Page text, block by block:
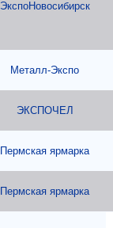
ЭкспоНовосибирск
Металл-Экспо
ЭКСПОЧЕЛ
Пермская ярмарка
Пермская ярмарка